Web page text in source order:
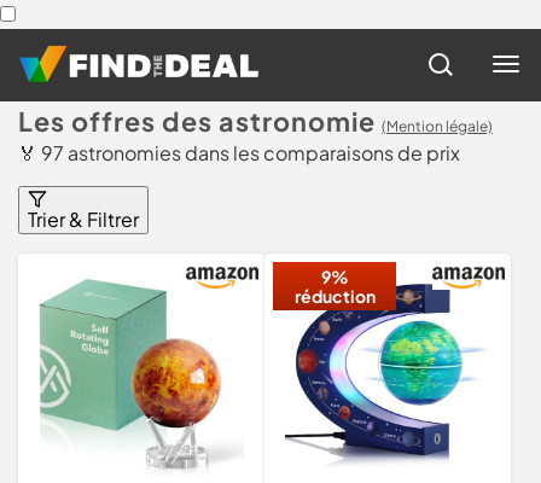
Les offres des astronomie (Mention légale)
🏅 97 astronomies dans les comparaisons de prix
Trier & Filtrer
9%
réduction